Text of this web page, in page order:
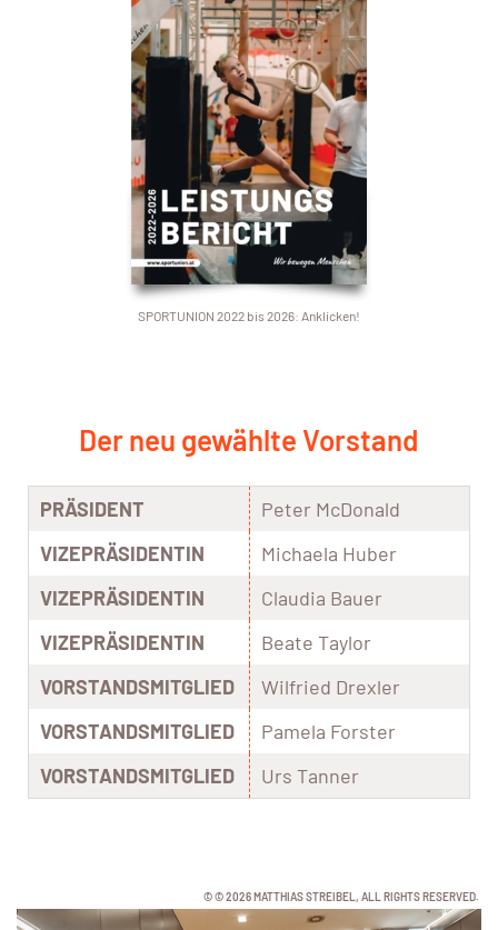
SPORTUNION 2022 bis 2026: Anklicken!
Der neu gewählte Vorstand
PRÄSIDENT
Peter McDonald
VIZEPRÄSIDENTIN
Michaela Huber
VIZEPRÄSIDENTIN
Claudia Bauer
VIZEPRÄSIDENTIN
Beate Taylor
VORSTANDSMITGLIED
Wilfried Drexler
VORSTANDSMITGLIED
Pamela Forster
VORSTANDSMITGLIED
Urs Tanner
© © 2026 MATTHIAS STREIBEL, ALL RIGHTS RESERVED.